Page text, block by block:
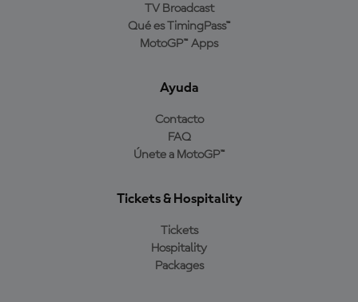
TV Broadcast
Qué es TimingPass™
MotoGP™ Apps
Ayuda
Contacto
FAQ
Únete a MotoGP™
Tickets & Hospitality
Tickets
Hospitality
Packages